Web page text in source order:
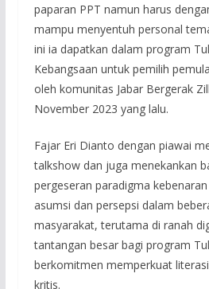
paparan PPT namun harus
mampu menyentuh personal
ini ia dapatkan dalam program
Kebangsaan untuk pemilih
oleh komunitas Jabar Bergerak
November 2023 yang lalu.
Fajar Eri Dianto dengan piawai
talkshow dan juga menekankan
pergeseran paradigma
asumsi dan persepsi dalam
masyarakat, terutama di ranah
tantangan besar bagi program
berkomitmen memperkuat
kritis.